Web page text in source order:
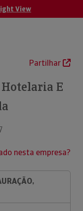
View
Partilhar
Hotelaria E
nesta empresa?